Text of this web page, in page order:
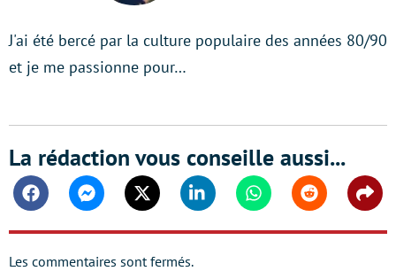
J'ai été bercé par la culture populaire des années 80/90
et je me passionne pour…
La rédaction vous conseille aussi...
FacebookMessengerTwitter Linkedin WhatsappReddit
Les commentaires sont fermés.